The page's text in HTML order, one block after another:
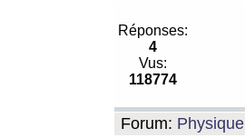
Réponses:
4
Vus:
118774
Forum: Physique